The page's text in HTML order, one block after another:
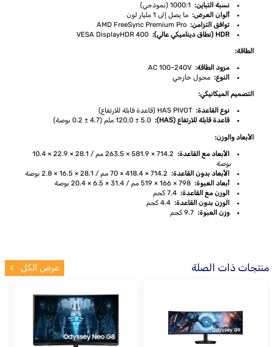
نسبة التباين:
ألوان العرض: ما يصل إلى 1 مليار لون
توافق التزامن: AMD FreeSync Premium Pro
HDR (نطاق ديناميكي عالي):
VESA DisplayHDR 400
الطاقة:
مزود الطاقة: AC 100~240V
النوع: محول خارجي
التصميم الميكانيكي:
نوع القاعدة: HAS PIVOT (قاعدة قابلة للارتفاع)
قاعدة قابلة للارتفاع (HAS):
120.0 ± 5.0 ملم (4.7 ± 0.2 بوصة)
الأبعاد والوزن:
الأبعاد مع القاعدة:
714.2 × 581.9 × 263.5 مم / 28.1 × 22.9 × 10.4
بوصة
الأبعاد بدون القاعدة:
أبعاد العبوة: 798 × 166 × 519 مم / 31.4 × 6.5 × 20.4 بوصة
الوزن مع القاعدة: 7.4 كجم
الوزن بدون القاعدة: 4.4 كجم
وزن العبوة: 9.7 كجم
منتجات ذات الصلة عرض الكل